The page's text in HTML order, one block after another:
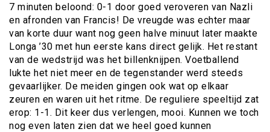
7 minuten beloond: 0-1 door goed veroveren van Nazli
en afronden van Francis! De vreugde was echter maar
van korte duur want nog geen halve minuut later maakte
Longa ’30 met hun eerste kans direct gelijk. Het restant
van de wedstrijd was het billenknijpen. Voetballend
lukte het niet meer en de tegenstander werd steeds
gevaarlijker. De meiden gingen ook wat op elkaar
zeuren en waren uit het ritme. De reguliere speeltijd zat
erop: 1-1. Dit keer dus verlengen, mooi. Kunnen we toch
nog even laten zien dat we heel goed kunnen